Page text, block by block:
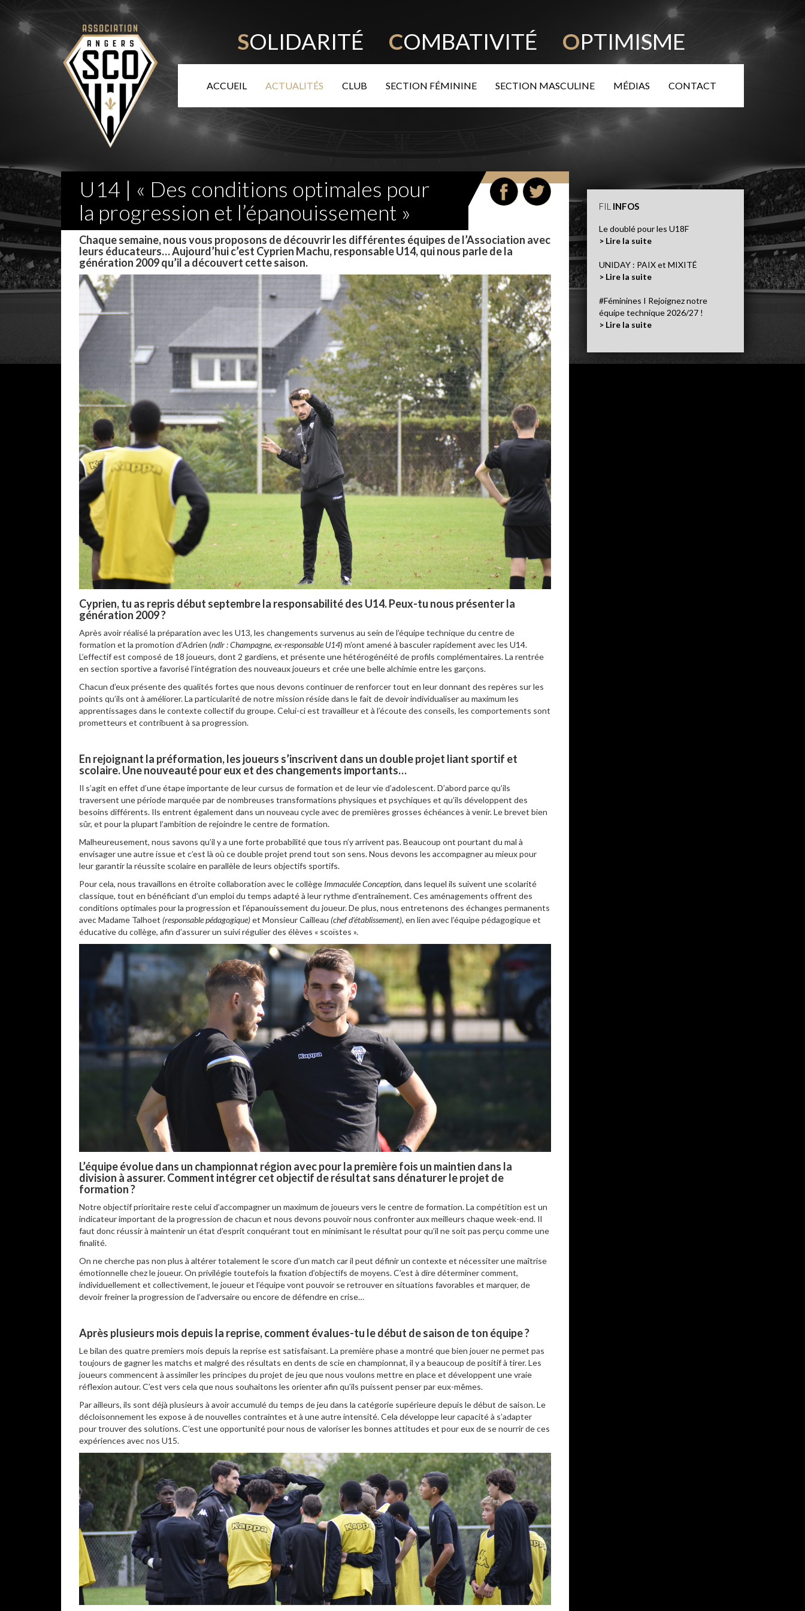
SOLIDARITÉ COMBATIVITÉ OPTIMISME
ACCUEIL ACTUALITÉS CLUB SECTION FÉMININE SECTION MASCULINE MÉDIAS CONTACT
U14 | « Des conditions optimales pour
la progression et l’épanouissement »
–
Chaque semaine, nous vous proposons de découvrir les différentes équipes de l’Association avec
leurs éducateurs… Aujourd’hui c’est Cyprien Machu, responsable U14, qui nous parle de la
génération 2009 qu’il a découvert cette saison.
Cyprien, tu as repris début septembre la responsabilité des U14. Peux-tu nous présenter la
génération 2009 ?
Après avoir réalisé la préparation avec les U13, les changements survenus au sein de l’équipe technique du centre de
formation et la promotion d’Adrien (ndlr : Champagne, ex-responsable U14) m’ont amené à basculer rapidement avec les U14.
L’effectif est composé de 18 joueurs, dont 2 gardiens, et présente une hétérogénéité de profils complémentaires. La rentrée
en section sportive a favorisé l’intégration des nouveaux joueurs et crée une belle alchimie entre les garçons.
Chacun d’eux présente des qualités fortes que nous devons continuer de renforcer tout en leur donnant des repères sur les
points qu’ils ont à améliorer. La particularité de notre mission réside dans le fait de devoir individualiser au maximum les
apprentissages dans le contexte collectif du groupe. Celui-ci est travailleur et à l’écoute des conseils, les comportements sont
prometteurs et contribuent à sa progression.
En rejoignant la préformation, les joueurs s’inscrivent dans un double projet liant sportif et
scolaire. Une nouveauté pour eux et des changements importants…
Il s’agit en effet d’une étape importante de leur cursus de formation et de leur vie d’adolescent. D’abord parce qu’ils
traversent une période marquée par de nombreuses transformations physiques et psychiques et qu’ils développent des
besoins différents. Ils entrent également dans un nouveau cycle avec de premières grosses échéances à venir. Le brevet bien
sûr, et pour la plupart l’ambition de rejoindre le centre de formation.
Malheureusement, nous savons qu’il y a une forte probabilité que tous n’y arrivent pas. Beaucoup ont pourtant du mal à
envisager une autre issue et c’est là où ce double projet prend tout son sens. Nous devons les accompagner au mieux pour
leur garantir la réussite scolaire en parallèle de leurs objectifs sportifs.
Pour cela, nous travaillons en étroite collaboration avec le collège Immaculée Conception, dans lequel ils suivent une scolarité
classique, tout en bénéficiant d’un emploi du temps adapté à leur rythme d’entraînement. Ces aménagements offrent des
conditions optimales pour la progression et l’épanouissement du joueur. De plus, nous entretenons des échanges permanents
avec Madame Talhoet (responsable pédagogique)et Monsieur Cailleau (chef d’établissement), en lien avec l’équipe pédagogique et
éducative du collège, afin d’assurer un suivi régulier des élèves « scoïstes ».
L’équipe évolue dans un championnat région avec pour la première fois un maintien dans la
division à assurer. Comment intégrer cet objectif de résultat sans dénaturer le projet de
formation ?
Notre objectif prioritaire reste celui d’accompagner un maximum de joueurs vers le centre de formation. La compétition est un
indicateur important de la progression de chacun et nous devons pouvoir nous confronter aux meilleurs chaque week-end. Il
faut donc réussir à maintenir un état d’esprit conquérant tout en minimisant le résultat pour qu’il ne soit pas perçu comme une
finalité.
On ne cherche pas non plus à altérer totalement le score d’un match car il peut définir un contexte et nécessiter une maîtrise
émotionnelle chez le joueur. On privilégie toutefois la fixation d’objectifs de moyens. C’est à dire déterminer comment,
individuellement et collectivement, le joueur et l’équipe vont pouvoir se retrouver en situations favorables et marquer, de
devoir freiner la progression de l’adversaire ou encore de défendre en crise…
Après plusieurs mois depuis la reprise, comment évalues-tu le début de saison de ton équipe ?
Le bilan des quatre premiers mois depuis la reprise est satisfaisant. La première phase a montré que bien jouer ne permet pas
toujours de gagner les matchs et malgré des résultats en dents de scie en championnat, il y a beaucoup de positif à tirer. Les
joueurs commencent à assimiler les principes du projet de jeu que nous voulons mettre en place et développent une vraie
réflexion autour. C’est vers cela que nous souhaitons les orienter afin qu’ils puissent penser par eux-mêmes.
Par ailleurs, ils sont déjà plusieurs à avoir accumulé du temps de jeu dans la catégorie supérieure depuis le début de saison. Le
décloisonnement les expose à de nouvelles contraintes et à une autre intensité. Cela développe leur capacité à s’adapter
pour trouver des solutions. C’est une opportunité pour nous de valoriser les bonnes attitudes et pour eux de se nourrir de ces
expériences avec nos U15.
FIL INFOS
Le doublé pour les U18F
> Lire la suite
UNIDAY : PAIX et MIXITÉ
> Lire la suite
#Féminines I Rejoignez notre
équipe technique 2026/27 !
> Lire la suite